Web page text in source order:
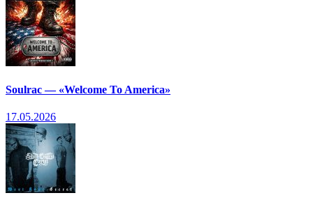
Soulrac — «Welcome To America»
17.05.2026